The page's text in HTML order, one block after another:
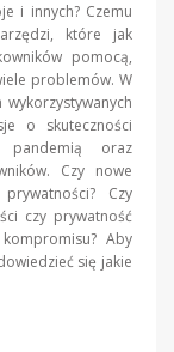
i innych? Czemu
które jak
pomocą,
problemów. W
o skuteczności
oraz
Czy nowe
Czy
czy prywatność
Aby
się jakie